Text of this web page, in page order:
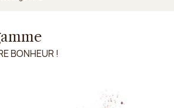
BONHEUR !